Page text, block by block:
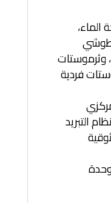
وثرموستات
فردية
التبريد